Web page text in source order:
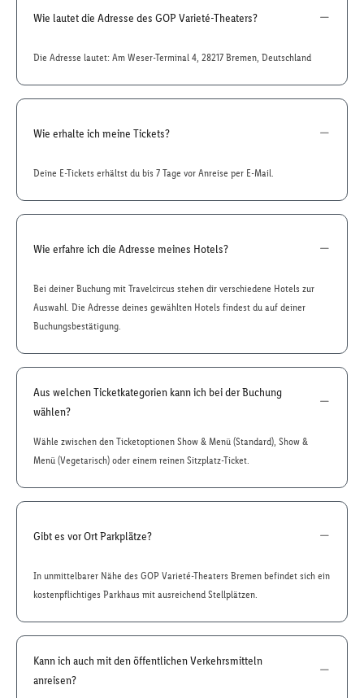
Wie lautet die Adresse des GOP Varieté-Theaters?
Die Adresse lautet: Am Weser-Terminal 4, 28217 Bremen, Deutschland
Wie erhalte ich meine Tickets?
Deine E-Tickets erhältst du bis 7 Tage vor Anreise per E-Mail.
Wie erfahre ich die Adresse meines Hotels?
Bei deiner Buchung mit Travelcircus stehen dir verschiedene Hotels zur
Auswahl. Die Adresse deines gewählten Hotels findest du auf deiner
Buchungsbestätigung.
Aus welchen Ticketkategorien kann ich bei der Buchung
wählen?
Wähle zwischen den Ticketoptionen Show & Menü (Standard), Show &
Menü (Vegetarisch) oder einem reinen Sitzplatz-Ticket.
Gibt es vor Ort Parkplätze?
In unmittelbarer Nähe des GOP Varieté-Theaters Bremen befindet sich ein
kostenpflichtiges Parkhaus mit ausreichend Stellplätzen.
Kann ich auch mit den öffentlichen Verkehrsmitteln
anreisen?